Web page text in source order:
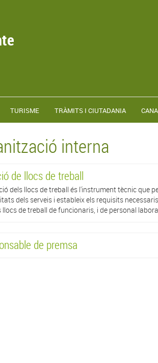
TURISME TRÀMITS I CIUTADANIA
interna
de llocs de treball
dels llocs de treball és l'instrument tècnic que
dels serveis i estableix els requisits
de treball de funcionaris, i de personal
de premsa